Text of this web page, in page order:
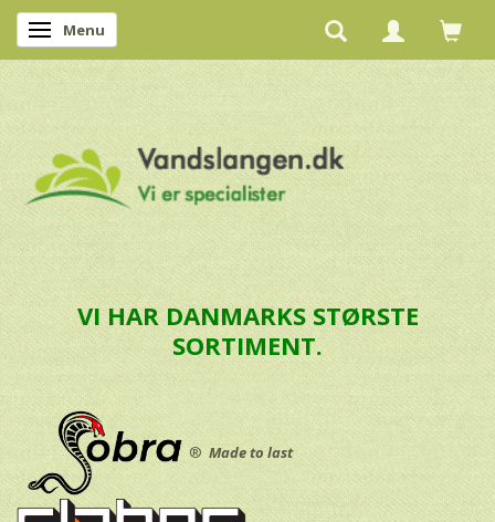
Skifte navigation
Menu
VI HAR DANMARKS STØRSTE
SORTIMENT.
® Made to last